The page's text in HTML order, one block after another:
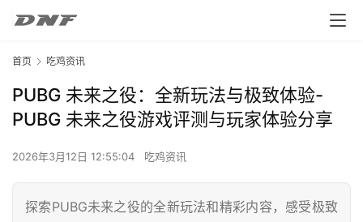
首页 吃鸡资讯
PUBG 未来之役：全新玩法与极致体验-
PUBG 未来之役游戏评测与玩家体验分享
2026年3月12日 12:55:04 吃鸡资讯
探索PUBG未来之役的全新玩法和精彩内容，感受极致